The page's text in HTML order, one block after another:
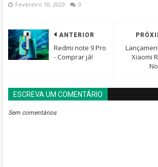
Fevereiro 10, 2023 0
Xiaomi
ANTERIOR
Redmi note 9 Pro
- Comprar já!
ESCREVA UM COMENTÁRIO
Sem comentários